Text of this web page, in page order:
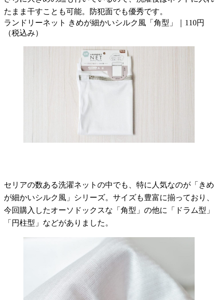
たまま干すことも可能。防犯面でも優秀です。
ランドリーネット きめが細かいシルク風「角型」｜110円
（税込み）
セリアの数ある洗濯ネットの中でも、特に人気なのが「きめ
が細かいシルク風」シリーズ。サイズも豊富に揃っており、
今回購入したオーソドックスな「角型」の他に「ドラム型」
「円柱型」などがありました。